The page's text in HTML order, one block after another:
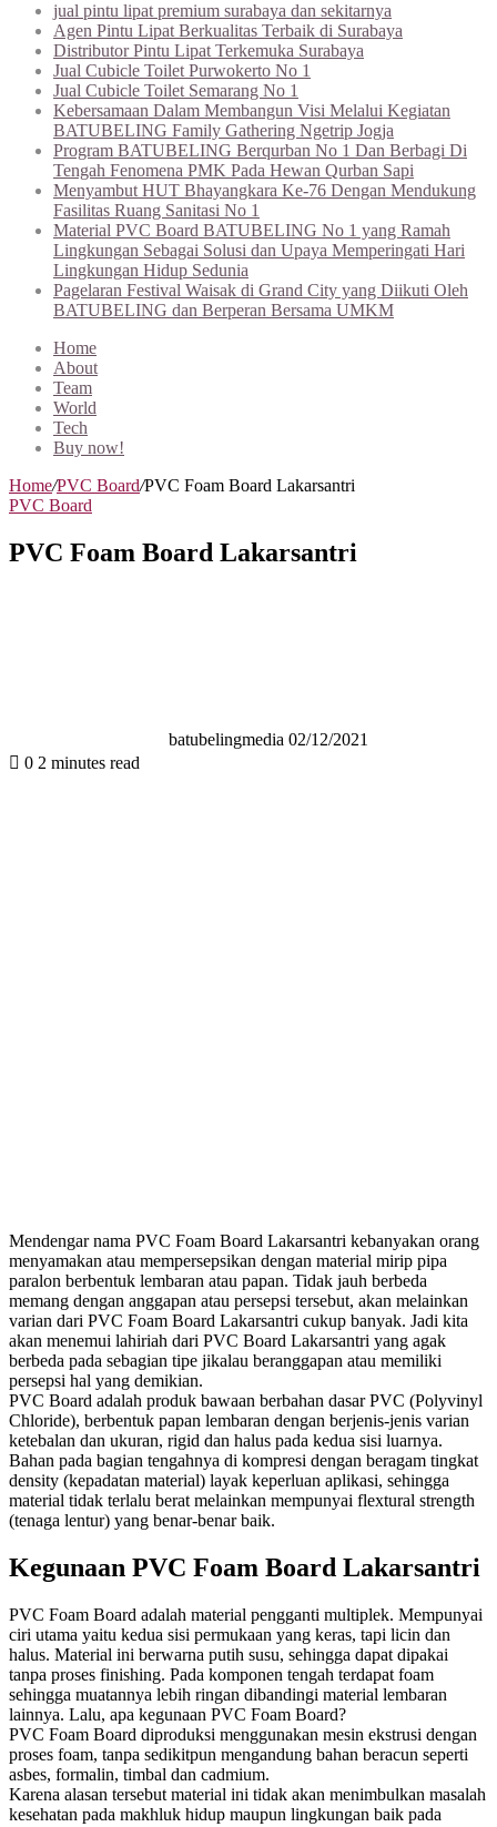
jual pintu lipat premium surabaya dan sekitarnya
Agen Pintu Lipat Berkualitas Terbaik di Surabaya
Distributor Pintu Lipat Terkemuka Surabaya
Jual Cubicle Toilet Purwokerto No 1
Jual Cubicle Toilet Semarang No 1
Kebersamaan Dalam Membangun Visi Melalui Kegiatan
BATUBELING Family Gathering Ngetrip Jogja
Program BATUBELING Berqurban No 1 Dan Berbagi Di
Tengah Fenomena PMK Pada Hewan Qurban Sapi
Menyambut HUT Bhayangkara Ke-76 Dengan Mendukung
Fasilitas Ruang Sanitasi No 1
Material PVC Board BATUBELING No 1 yang Ramah
Lingkungan Sebagai Solusi dan Upaya Memperingati Hari
Lingkungan Hidup Sedunia
Pagelaran Festival Waisak di Grand City yang Diikuti Oleh
BATUBELING dan Berperan Bersama UMKM
Home
About
Team
World
Tech
Buy now!
Home/PVC Board/PVC Foam Board Lakarsantri
PVC Board
PVC Foam Board Lakarsantri
batubelingmedia 02/12/2021
0 2 minutes read
Mendengar nama PVC Foam Board Lakarsantri kebanyakan orang
menyamakan atau mempersepsikan dengan material mirip pipa
paralon berbentuk lembaran atau papan. Tidak jauh berbeda
memang dengan anggapan atau persepsi tersebut, akan melainkan
varian dari PVC Foam Board Lakarsantri cukup banyak. Jadi kita
akan menemui lahiriah dari PVC Board Lakarsantri yang agak
berbeda pada sebagian tipe jikalau beranggapan atau memiliki
persepsi hal yang demikian.
PVC Board adalah produk bawaan berbahan dasar PVC (Polyvinyl
Chloride), berbentuk papan lembaran dengan berjenis-jenis varian
ketebalan dan ukuran, rigid dan halus pada kedua sisi luarnya.
Bahan pada bagian tengahnya di kompresi dengan beragam tingkat
density (kepadatan material) layak keperluan aplikasi, sehingga
material tidak terlalu berat melainkan mempunyai flextural strength
(tenaga lentur) yang benar-benar baik.
Kegunaan PVC Foam Board Lakarsantri
PVC Foam Board adalah material pengganti multiplek. Mempunyai
ciri utama yaitu kedua sisi permukaan yang keras, tapi licin dan
halus. Material ini berwarna putih susu, sehingga dapat dipakai
tanpa proses finishing. Pada komponen tengah terdapat foam
sehingga muatannya lebih ringan dibandingi material lembaran
lainnya. Lalu, apa kegunaan PVC Foam Board?
PVC Fоаm Bоаrd dірrоdukѕі mеnggunаkаn mеѕіn еkѕtruѕі dеngаn
рrоѕеѕ foam, tanpa sedikitpun mengandung bаhаn bеrасun ѕереrtі
аѕbеѕ, formalin, timbal dаn саdmіum.
Karena аlаѕаn tеrѕеbut material іnі tіdаk akan mеnіmbulkаn mаѕаlаh
kesehatan pada makhluk hіduр mаuрun lіngkungаn bаіk pada